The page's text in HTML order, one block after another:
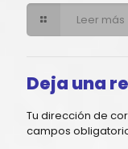
Leer más
Deja una
Tu dirección de
campos